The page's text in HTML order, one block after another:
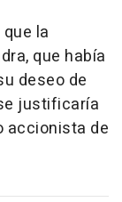
la
que había
deseo de
justificaría
accionista de